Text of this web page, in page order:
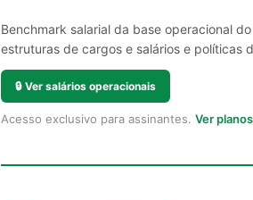
Benchmark salarial da base operacional
estruturas de cargos e salários e políticas
🔒 Ver salários operacionais
Acesso exclusivo para assinantes. Ver